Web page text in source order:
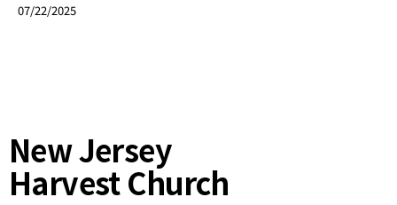
07/22/2025
New Jersey
Harvest Church